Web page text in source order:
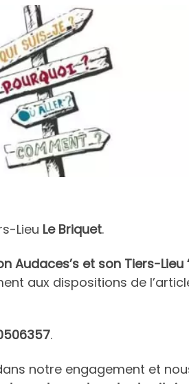
Lieu Le Briquet.
Audaces’s et son Tiers-Lieu
aux dispositions de
.
notre engagement et